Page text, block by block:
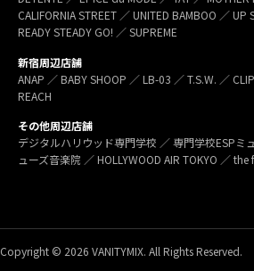
CALIFORNIA STREET ／ UNITED BAMBOO ／
READY STEADY GO! ／ SUPREME
新宿周辺店舗
ANAP ／ BABY SHOOP ／ LB-03 ／ T.S.W. ／
REACH
その他周辺店舗
デジタルハリウッド専門学校 ／ 専門学校ESPミ
ューズ音楽院 ／ HOLLYWOOD AIR TOKYO ／
Copyright © 2026 VANITYMIX. All Rights Reserved.